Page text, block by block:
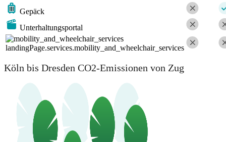
Gepäck
Unterhaltungsportal
landingPage.services.mobility_and_wheelchair_services
Köln bis Dresden CO2-Emissionen von Zug